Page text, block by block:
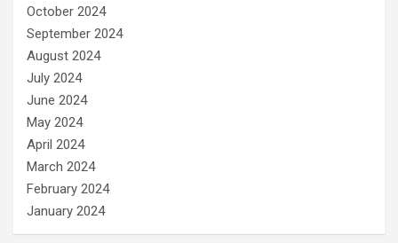
October 2024
September 2024
August 2024
July 2024
June 2024
May 2024
April 2024
March 2024
February 2024
January 2024